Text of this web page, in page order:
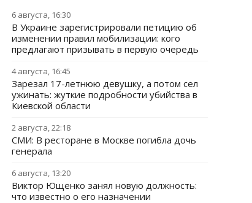
6 августа, 16:30
В Украине зарегистрировали петицию об
изменении правил мобилизации: кого
предлагают призывать в первую очередь
4 августа, 16:45
Зарезал 17-летнюю девушку, а потом сел
ужинать: жуткие подробности убийства в
Киевской области
2 августа, 22:18
СМИ: В ресторане в Москве погибла дочь
генерала
6 августа, 13:20
Виктор Ющенко занял новую должность:
что известно о его назначении